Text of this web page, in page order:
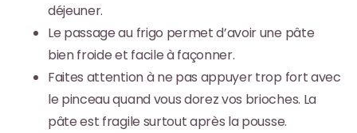
déjeuner.
Le passage au frigo permet d’avoir une pâte
bien froide et facile à façonner.
Faites attention à ne pas appuyer trop fort avec
le pinceau quand vous dorez vos brioches. La
pâte est fragile surtout après la pousse.